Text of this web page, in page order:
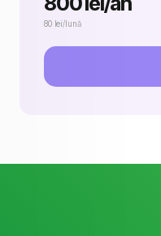
80 lei/lună